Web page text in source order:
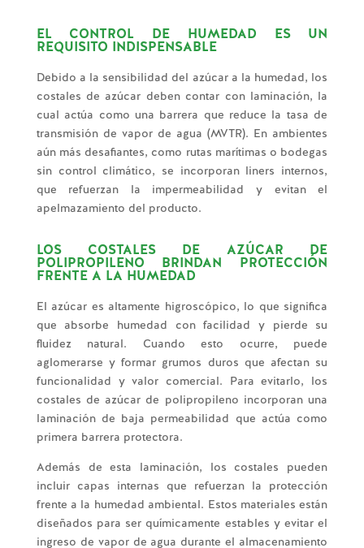
EL CONTROL DE HUMEDAD ES UN
REQUISITO INDISPENSABLE
Debido a la sensibilidad del azúcar a la humedad, los
costales de azúcar deben contar con laminación, la
cual actúa como una barrera que reduce la tasa de
transmisión de vapor de agua (MVTR). En ambientes
aún más desafiantes, como rutas marítimas o bodegas
sin control climático, se incorporan liners internos,
que refuerzan la impermeabilidad y evitan el
apelmazamiento del producto.
LOS COSTALES DE AZÚCAR DE
POLIPROPILENO BRINDAN PROTECCIÓN
FRENTE A LA HUMEDAD
El azúcar es altamente higroscópico, lo que significa
que absorbe humedad con facilidad y pierde su
fluidez natural. Cuando esto ocurre, puede
aglomerarse y formar grumos duros que afectan su
funcionalidad y valor comercial. Para evitarlo, los
costales de azúcar de polipropileno incorporan una
laminación de baja permeabilidad que actúa como
primera barrera protectora.
Además de esta laminación, los costales pueden
incluir capas internas que refuerzan la protección
frente a la humedad ambiental. Estos materiales están
diseñados para ser químicamente estables y evitar el
ingreso de vapor de agua durante el almacenamiento